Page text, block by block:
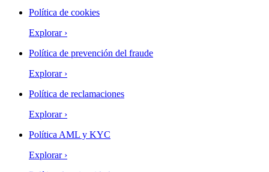
Política de cookies
Explorar ›
Política de prevención del fraude
Explorar ›
Política de reclamaciones
Explorar ›
Política AML y KYC
Explorar ›